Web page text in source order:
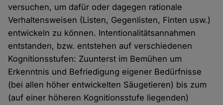
versuchen, um dafür oder dagegen rationale
Verhaltensweisen (Listen, Gegenlisten, Finten usw.)
entwickeln zu können. Intentionalitätsannahmen
entstanden, bzw. entstehen auf verschiedenen
Kognitionsstufen: Zuunterst im Bemühen um
Erkenntnis und Befriedigung eigener Bedürfnisse
(bei allen höher entwickelten Säugetieren) bis zum
(auf einer höheren Kognitionsstufe liegenden)